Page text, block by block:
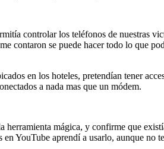
controlar los teléfonos de nuestras
contaron se puede hacer todo lo que
en los hoteles, pretendían tener
a nada mas que un módem.
herramienta mágica, y confirme que
YouTube aprendí a usarlo, aunque no